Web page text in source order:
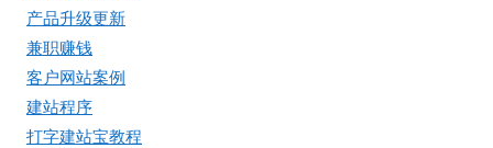
产品升级更新
兼职赚钱
客户网站案例
建站程序
打字建站宝教程